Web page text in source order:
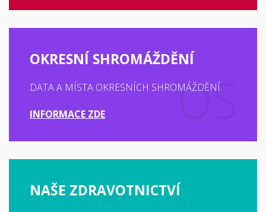
OKRESNÍ SHROMÁŽDĚNÍ
DATA A MÍSTA OKRESNÍCH SHROMÁŽDĚNÍ
INFORMACE ZDE
NAŠE ZDRAVOTNICTVÍ